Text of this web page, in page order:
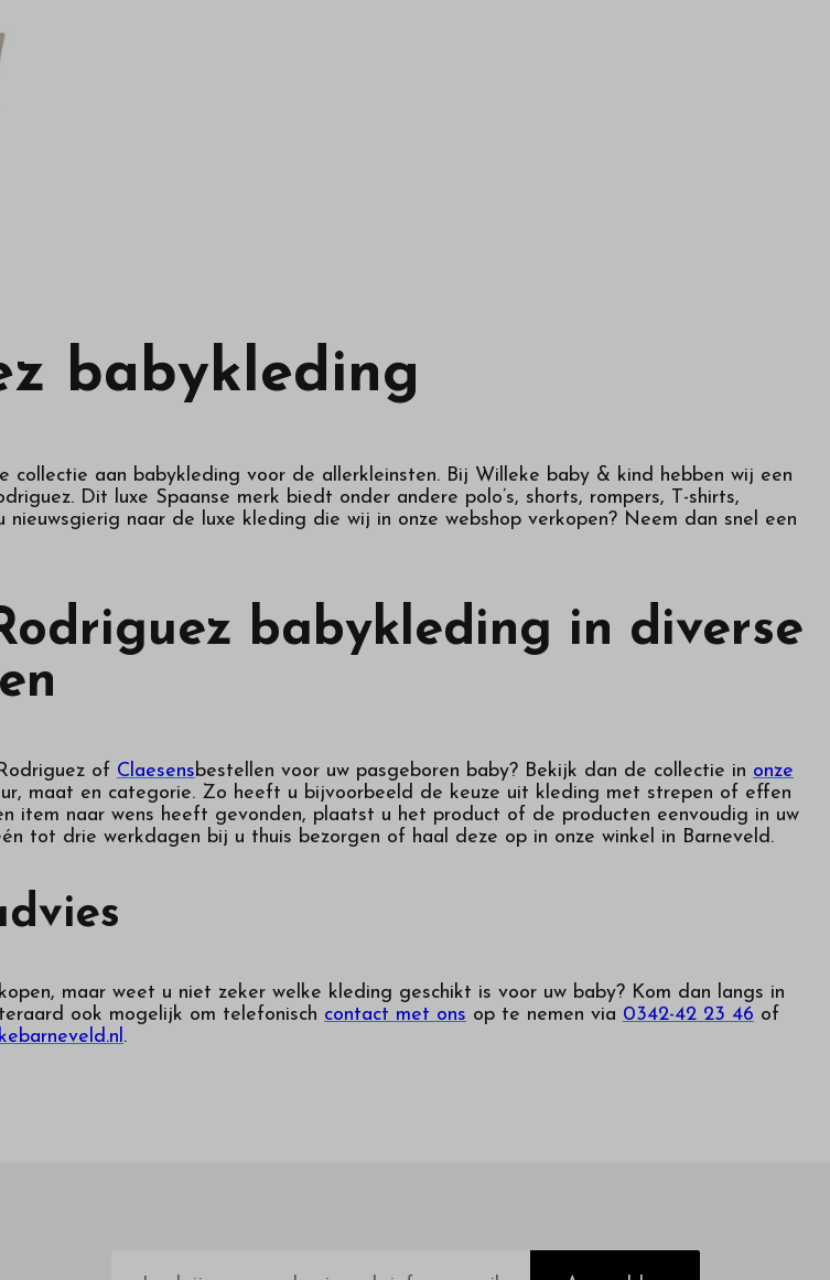
babykleding
collectie aan babykleding voor de allerkleinsten. Bij Willeke baby & kind hebben wij een
Dit luxe Spaanse merk biedt onder andere polo’s, shorts, rompers, T-shirts,
nieuwsgierig naar de luxe kleding die wij in onze webshop verkopen? Neem dan snel een
babykleding in diverse
of Claesensbestellen voor uw pasgeboren baby? Bekijk dan de collectie in onze
maat en categorie. Zo heeft u bijvoorbeeld de keuze uit kleding met strepen of effen
item naar wens heeft gevonden, plaatst u het product of de producten eenvoudig in uw
tot drie werkdagen bij u thuis bezorgen of haal deze op in onze winkel in Barneveld.
maar weet u niet zeker welke kleding geschikt is voor uw baby? Kom dan langs in
ook mogelijk om telefonisch contact met ons op te nemen via 0342-42 23 46 of
.